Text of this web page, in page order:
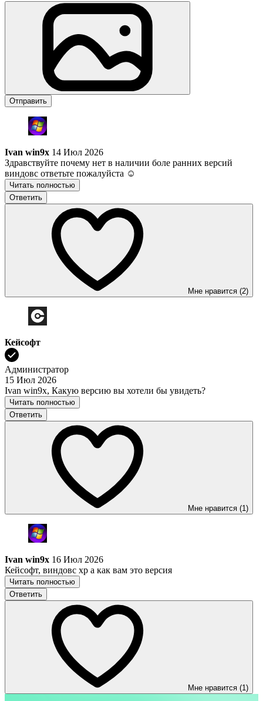
Отправить
Ivan win9x 14 Июл 2026
Здравствуйте почему нет в наличии боле ранних версий
виндовс ответьте пожалуйста ☺️
Читать полностью
Ответить
Мне нравится (2)
Кейсофт
Администратор
15 Июл 2026
Ivan win9x, Какую версию вы хотели бы увидеть?
Читать полностью
Ответить
Мне нравится (1)
Ivan win9x 16 Июл 2026
Кейсофт, виндовс xp а как вам это версия
Читать полностью
Ответить
Мне нравится (1)